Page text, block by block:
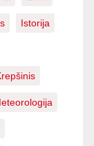
Istorija